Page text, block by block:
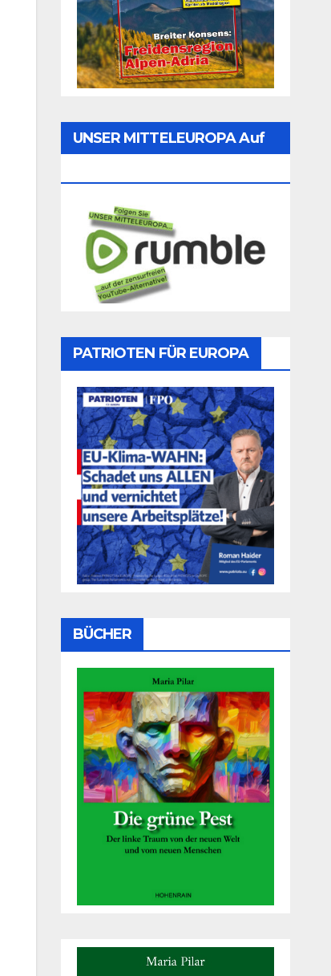
UNSER MITTELEUROPA Auf
PATRIOTEN FÜR EUROPA
BÜCHER